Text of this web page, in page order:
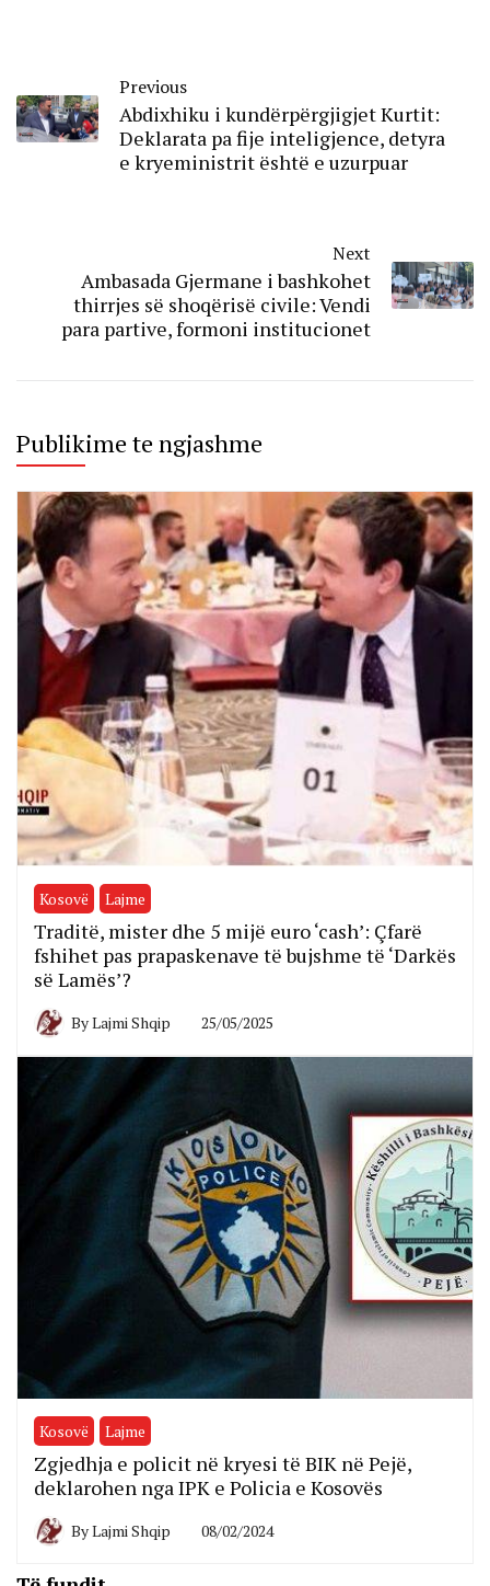
Previous
Abdixhiku i kundërpërgjigjet Kurtit:
Deklarata pa fije inteligjence, detyra
e kryeministrit është e uzurpuar
Next
Ambasada Gjermane i bashkohet
thirrjes së shoqërisë civile: Vendi
para partive, formoni institucionet
Publikime te ngjashme
Kosovë Lajme
Traditë, mister dhe 5 mijë euro ‘cash’: Çfarë
fshihet pas prapaskenave të bujshme të ‘Darkës
së Lamës’?
ByLajmi Shqip 25/05/2025
Kosovë Lajme
Zgjedhja e policit në kryesi të BIK në Pejë,
deklarohen nga IPK e Policia e Kosovës
ByLajmi Shqip 08/02/2024